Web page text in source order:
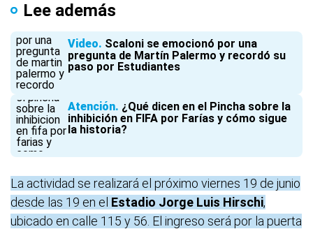
Lee además
Video Scaloni se emocionó por una
pregunta de Martín Palermo y recordó su
paso por Estudiantes
Atención ¿Qué dicen en el Pincha sobre la
inhibición en FIFA por Farías y cómo sigue
la historia?
La actividad se realizará el próximo viernes 19 de junio
desde las 19 en el Estadio Jorge Luis Hirschi,
ubicado en calle 115 y 56. El ingreso será por la puerta